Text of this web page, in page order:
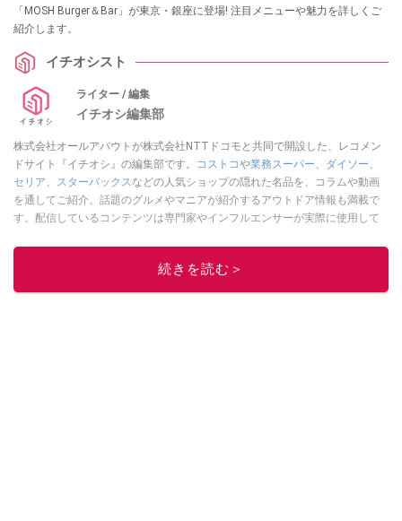
「MOSH Burger＆Bar」が東京・銀座に登場! 注目メニューや魅力を詳しくご
紹介します。
イチオシスト
ライター / 編集
イチオシ編集部
株式会社オールアバウトが株式会社NTTドコモと共同で開設した、レコメン
ドサイト『イチオシ』の編集部です。
コストコや業務スーパー ダイソー
セリア
スターバックス などの人気ショップの隠れた名品を、コラムや動画
を通してご紹介。話題のグルメやマニアが紹介するアウトドア情報も満載で
す。配信しているコンテンツは専門家やインフルエンサーが実際に使用して
ニュースでフォロー
続きを読む＞